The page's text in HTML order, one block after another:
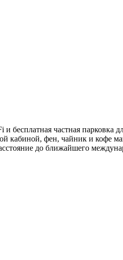
частная парковка
кабиной, фен, чайник и кофе
до ближайшего